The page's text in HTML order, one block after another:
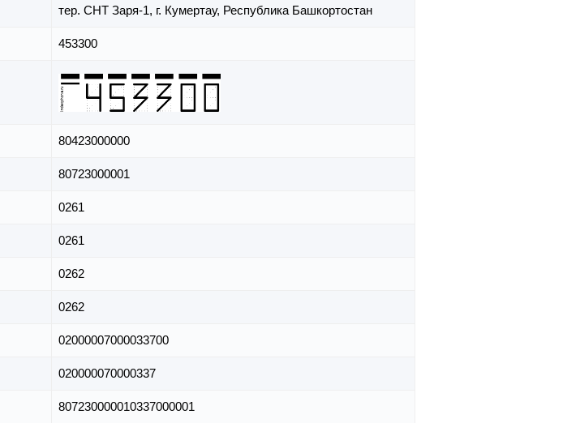
тер. СНТ Заря-1, г. Кумертау, Республика Башкортостан
453300
80423000000
80723000001
0261
0261
0262
0262
02000007000033700
020000070000337
807230000010337000001